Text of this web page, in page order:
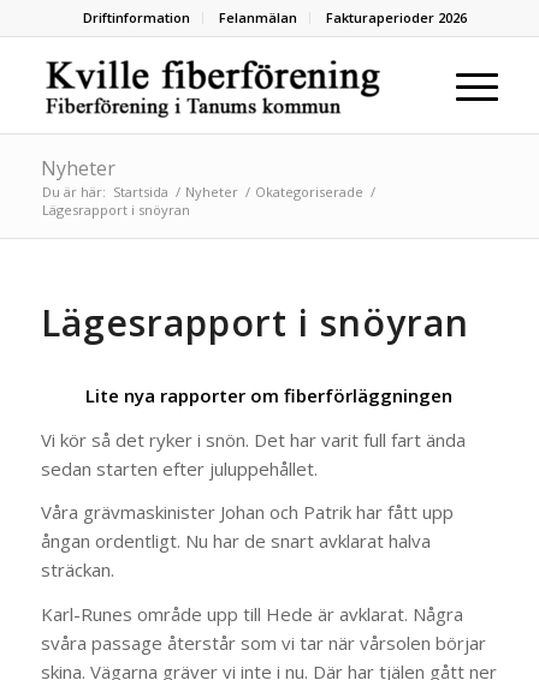
Driftinformation Felanmälan Fakturaperioder 2026
Nyheter
Du är här: Startsida / Nyheter / Okategoriserade /
Lägesrapport i snöyran
Lägesrapport i snöyran
Lite nya rapporter om fiberförläggningen
Vi kör så det ryker i snön. Det har varit full fart ända
sedan starten efter juluppehållet.
Våra grävmaskinister Johan och Patrik har fått upp
ångan ordentligt. Nu har de snart avklarat halva
sträckan.
Karl-Runes område upp till Hede är avklarat. Några
svåra passage återstår som vi tar när vårsolen börjar
skina. Vägarna gräver vi inte i nu. Där har tjälen gått ner